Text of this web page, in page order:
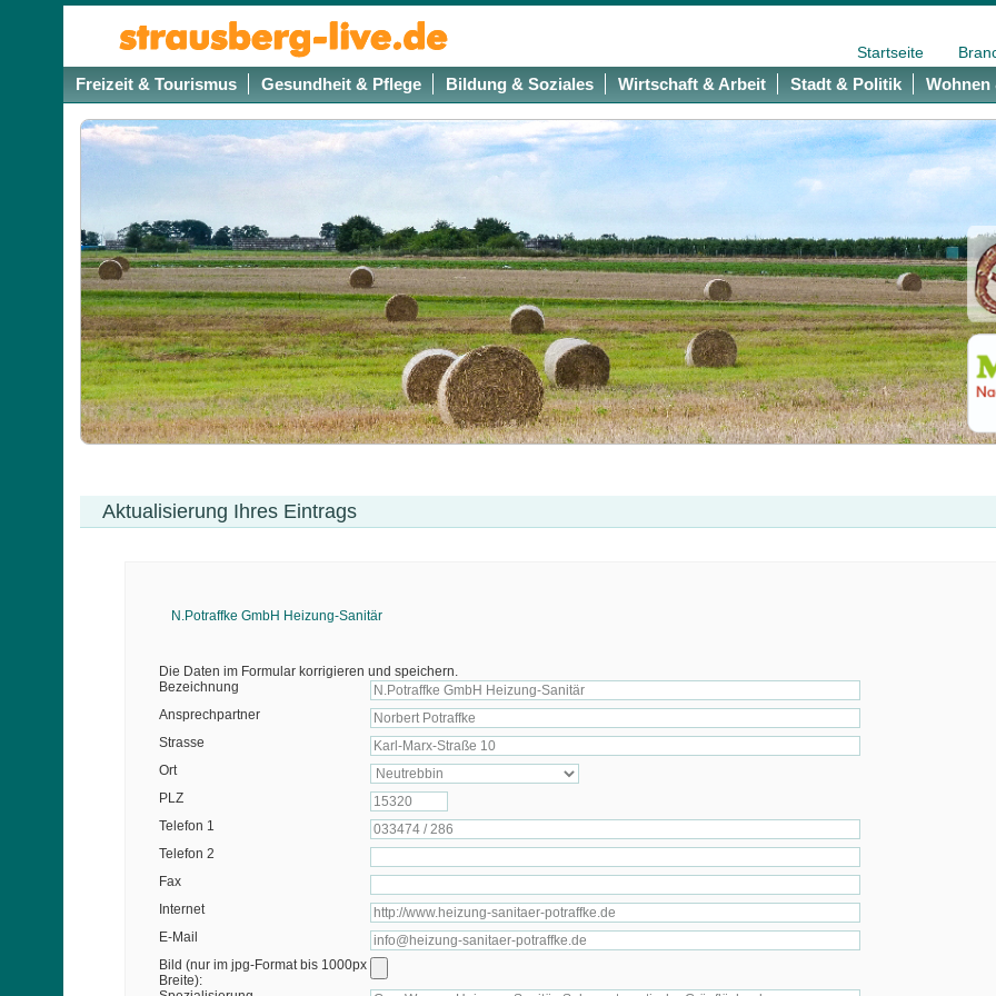
Startseite
Freizeit & Tourismus Gesundheit & Pflege Bildung & Soziales Wirtschaft & Arbeit Stadt & Politik Wohnen
Aktualisierung Ihres Eintrags
N.Potraffke GmbH Heizung-Sanitär
Die Daten im Formular korrigieren und speichern.
Bezeichnung
Ansprechpartner
Strasse
Ort
PLZ
Telefon 1
Telefon 2
Fax
Internet
E-Mail
Bild (nur im jpg-Format bis 1000px
Breite):